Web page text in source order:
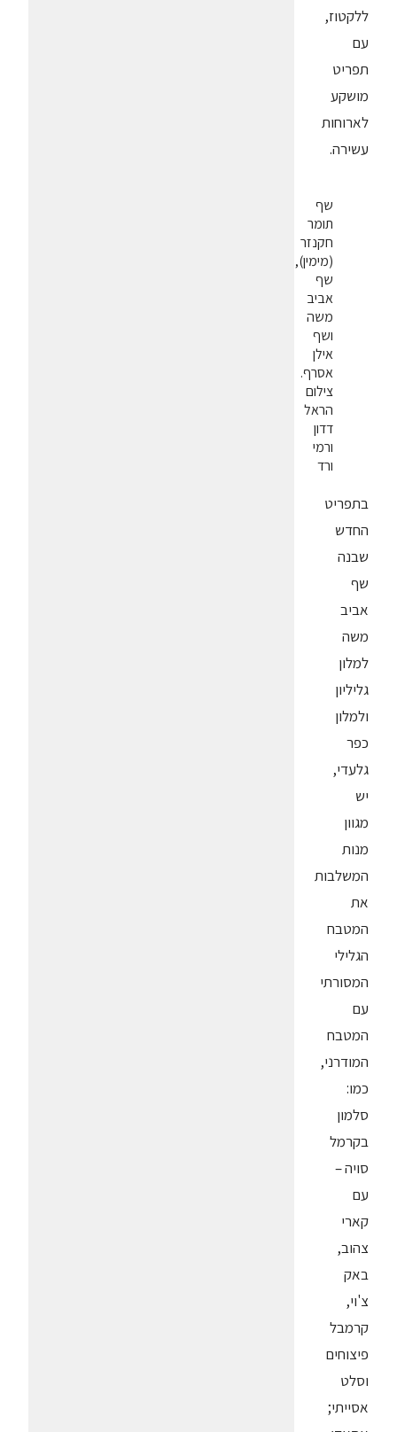
ללקטוז,
עם
תפריט
מושקע
לארוחות
עשירה.
שף
תומר
חקנזר
(מימין),
שף
אביב
משה
ושף
אילן
אסרף.
צילום
הראל
דדון
ורמי
ורד
בתפריט
החדש
שבנה
שף
אביב
משה
למלון
גליליון
ולמלון
כפר
גלעדי,
יש
מגוון
מנות
המשלבות
את
המטבח
הגלילי
המסורתי
עם
המטבח
המודרני,
כמו:
סלמון
בקרמל
סויה –
עם
קארי
צהוב,
באק
צ'וי,
קרמבל
פיצוחים
וסלט
אסייתי;